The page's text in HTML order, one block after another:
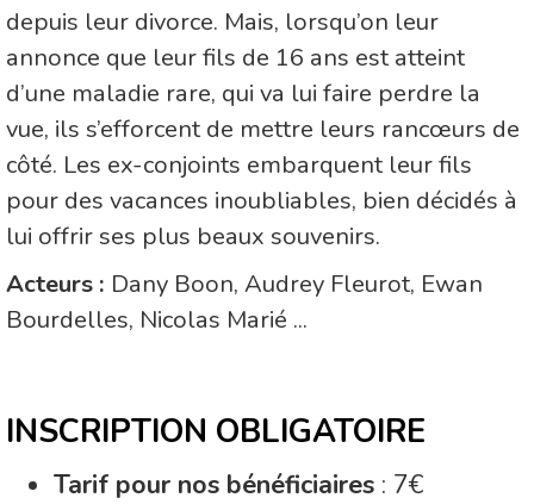
depuis leur divorce. Mais, lorsqu’on leur
annonce que leur fils de 16 ans est atteint
d’une maladie rare, qui va lui faire perdre la
vue, ils s’efforcent de mettre leurs rancœurs de
côté. Les ex-conjoints embarquent leur fils
pour des vacances inoubliables, bien décidés à
lui offrir ses plus beaux souvenirs.
Acteurs : Dany Boon, Audrey Fleurot, Ewan
Bourdelles, Nicolas Marié ...
INSCRIPTION OBLIGATOIRE
Tarif pour nos bénéficiaires : 7€